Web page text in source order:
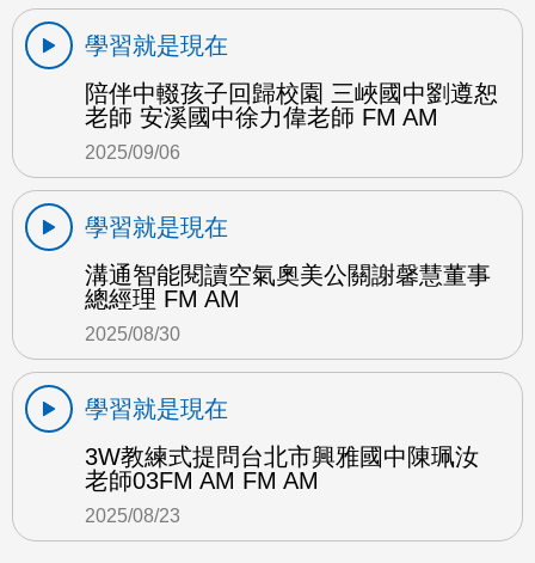
學習就是現在
陪伴中輟孩子回歸校園 三峽國中劉遵恕
老師 安溪國中徐力偉老師 FM AM
2025/09/06
學習就是現在
溝通智能閱讀空氣奧美公關謝馨慧董事
總經理 FM AM
2025/08/30
學習就是現在
3W教練式提問台北市興雅國中陳珮汝
老師03FM AM FM AM
2025/08/23